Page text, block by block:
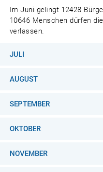
Im Juni gelingt 12428
10646 Menschen dürfen
verlassen.
JULI
AUGUST
SEPTEMBER
OKTOBER
NOVEMBER